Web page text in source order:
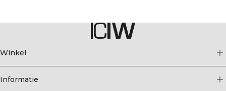
Winkel
Informatie